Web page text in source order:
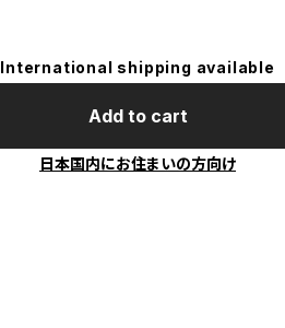
International shipping available
Add to cart
日本国内にお住まいの方向け